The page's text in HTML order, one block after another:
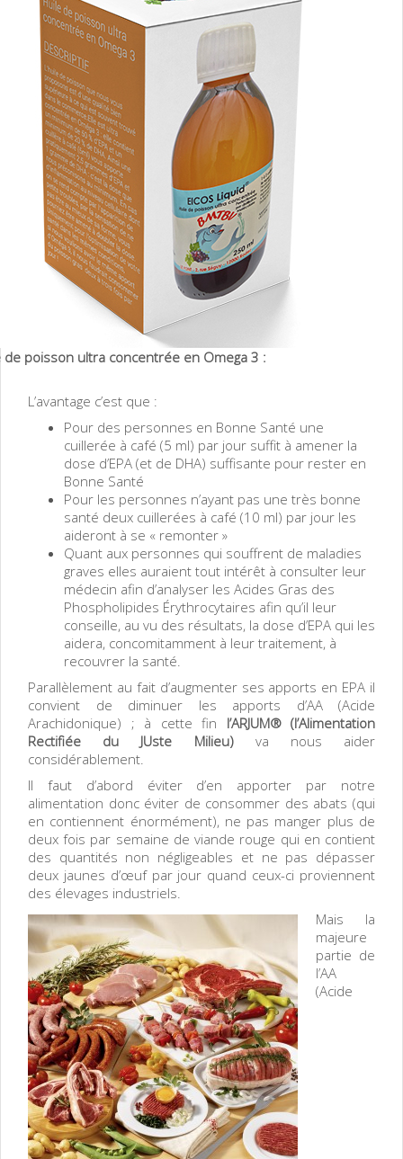
de poisson ultra concentrée en Omega 3 :
L’avantage c’est que :
Pour des personnes en Bonne Santé une
cuillerée à café (5 ml) par jour suffit à amener la
dose d’EPA (et de DHA) suffisante pour rester en
Bonne Santé
Pour les personnes n’ayant pas une très bonne
santé deux cuillerées à café (10 ml) par jour les
aideront à se « remonter »
Quant aux personnes qui souffrent de maladies
graves elles auraient tout intérêt à consulter leur
médecin afin d’analyser les Acides Gras des
Phospholipides Érythrocytaires afin qu’il leur
conseille, au vu des résultats, la dose d’EPA qui les
aidera, concomitamment à leur traitement, à
recouvrer la santé.
Parallèlement au fait d’augmenter ses apports en EPA il
convient de diminuer les apports d’AA (Acide
Arachidonique) ; à cette fin l’ARJUM® (l’Alimentation
Rectifiée du JUste Milieu) va nous aider
considérablement.
Il faut d’abord éviter d’en apporter par notre
alimentation donc éviter de consommer des abats (qui
en contiennent énormément), ne pas manger plus de
deux fois par semaine de viande rouge qui en contient
des quantités non négligeables et ne pas dépasser
deux jaunes d’œuf par jour quand ceux-ci proviennent
des élevages industriels.
Mais la
majeure
partie de
l’AA
(Acide